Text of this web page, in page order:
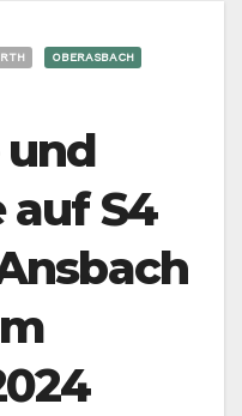
OBERASBACH
auf S4